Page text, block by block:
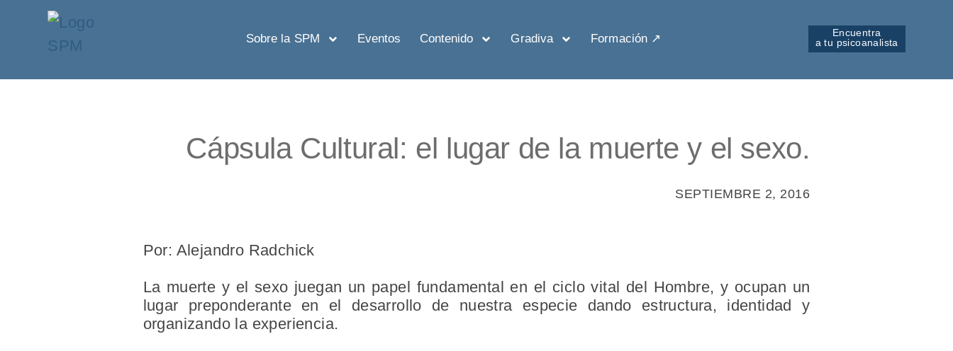
Sobre la SPM Eventos Contenido Gradiva Formación ↗︎
Encuentra
a tu psicoanalista
Cápsula Cultural: el lugar de la muerte y el sexo.
SEPTIEMBRE 2, 2016
Por: Alejandro Radchick
La muerte y el sexo juegan un papel fundamental en el ciclo vital del Hombre, y ocupan un
lugar preponderante en el desarrollo de nuestra especie dando estructura, identidad y
organizando la experiencia.